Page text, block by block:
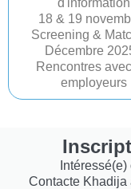
18 & 19
Screening &
Décembre
Rencontres
employeurs
Contacte Khadija